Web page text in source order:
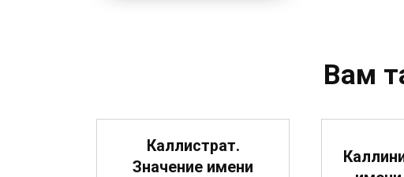
Вам
Каллистрат.
Значение имени